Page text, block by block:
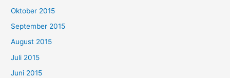
Oktober 2015
September 2015
August 2015
Juli 2015
Juni 2015